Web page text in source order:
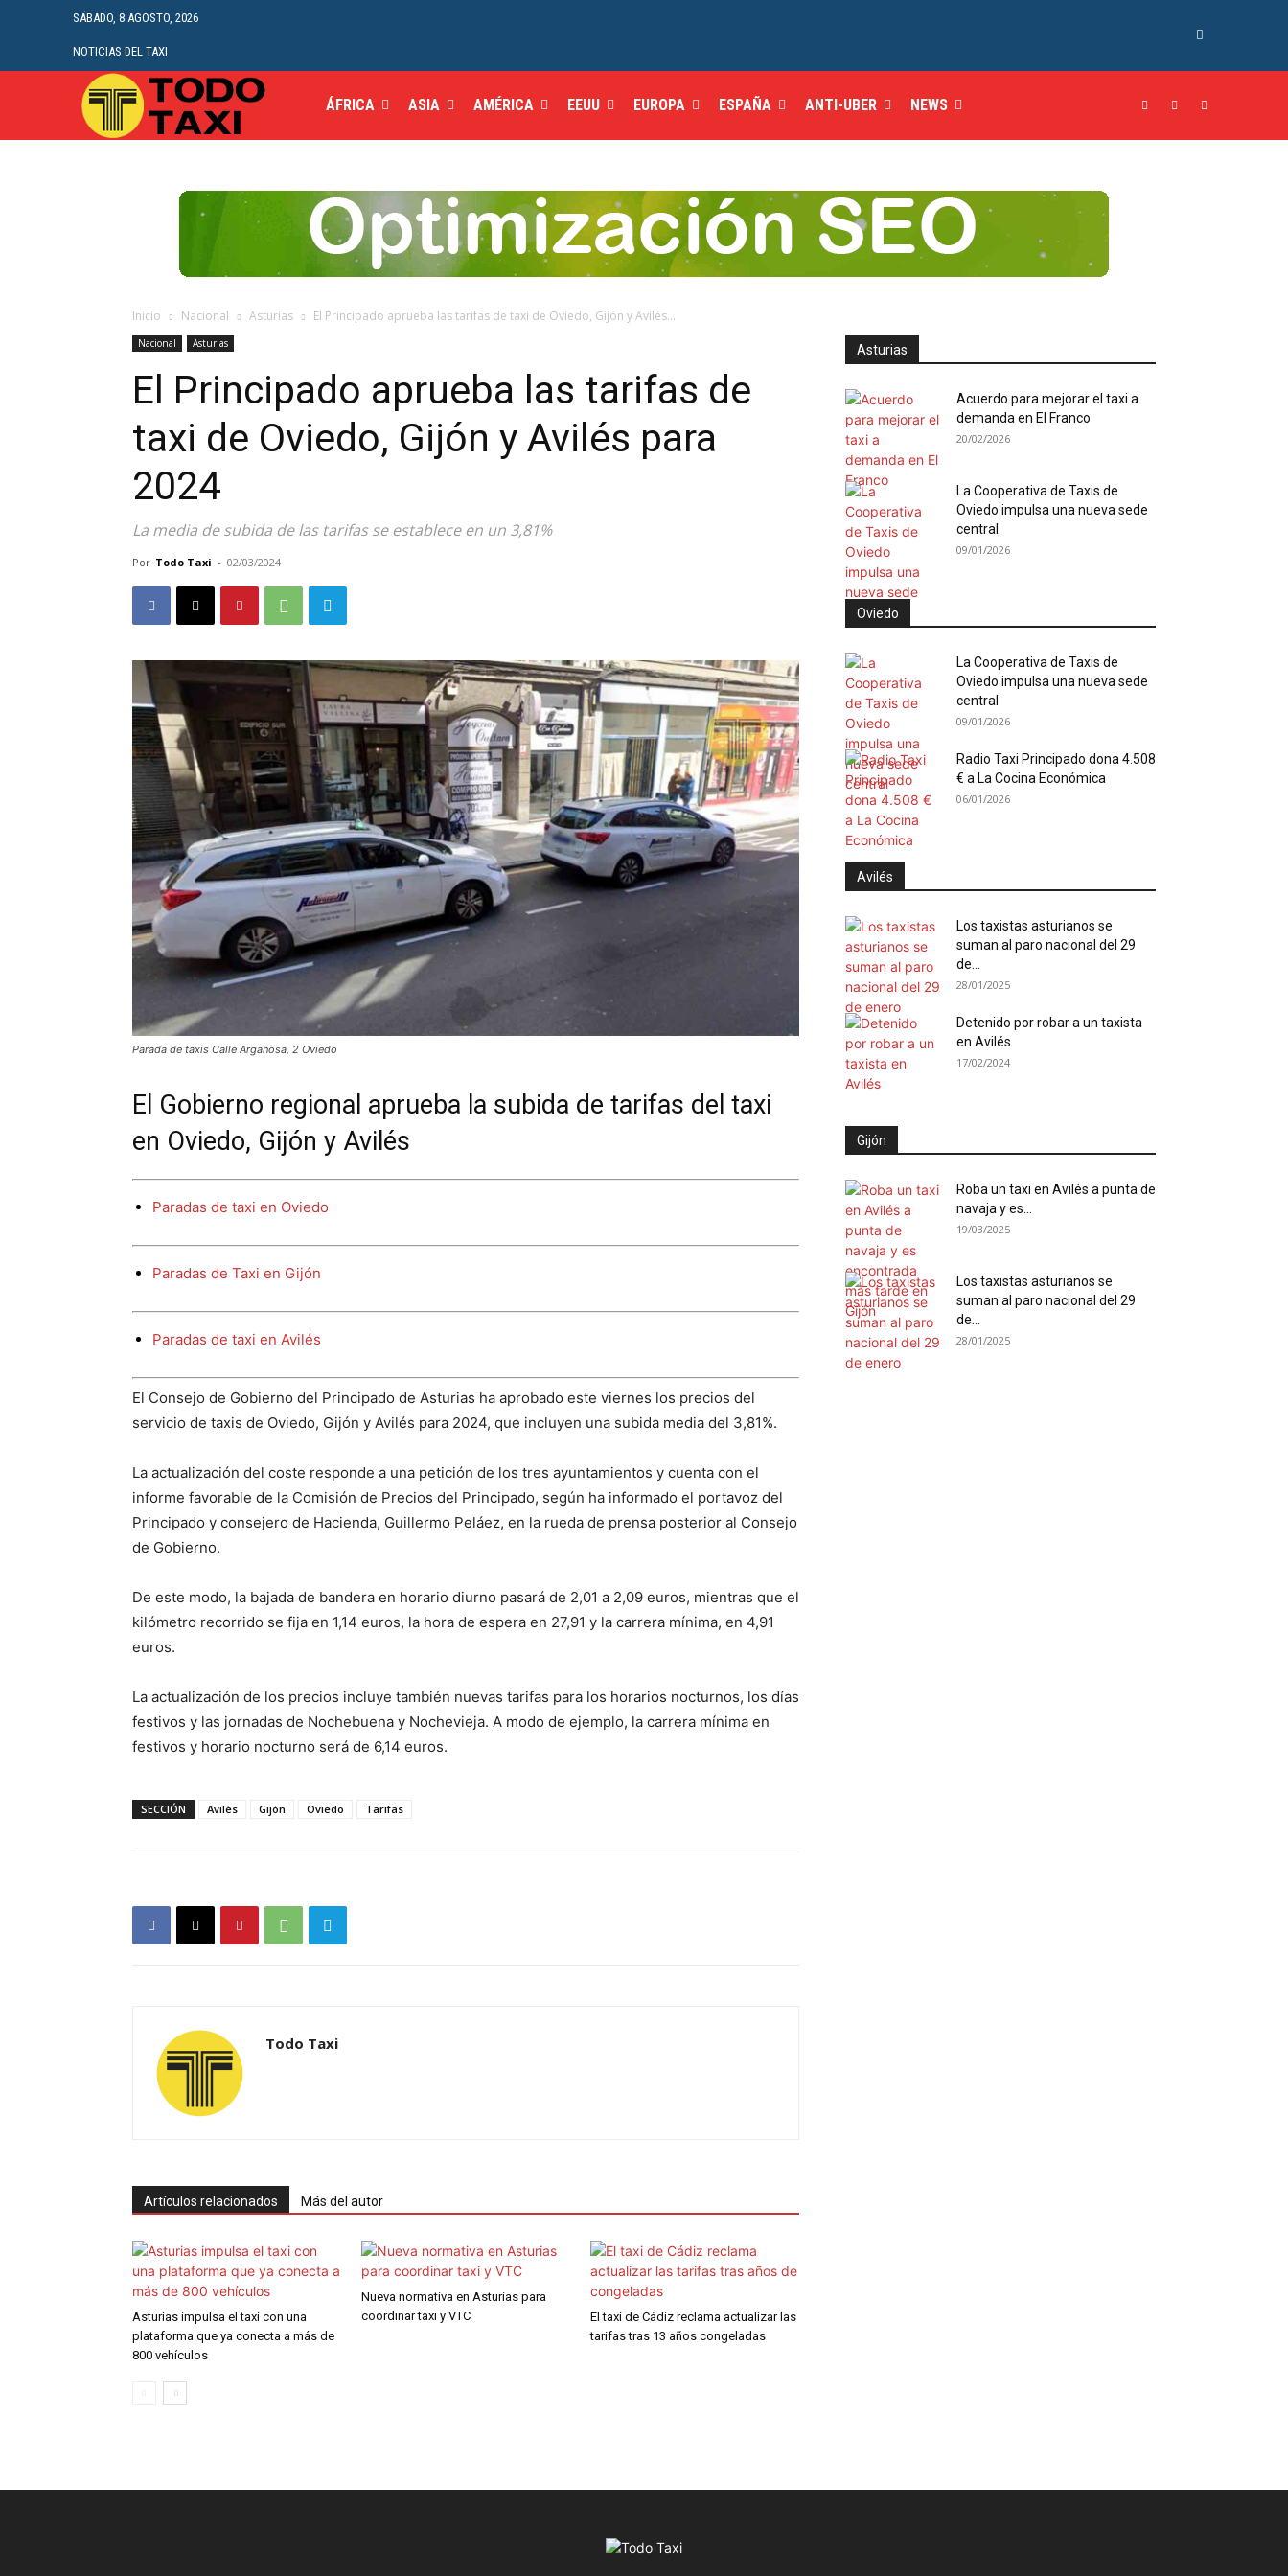
SÁBADO, 8 AGOSTO, 2026
NOTICIAS DEL TAXI
ÁFRICA ASIA AMÉRICA EEUU EUROPA ESPAÑA ANTI-UBER NEWS
Inicio Nacional Asturias El Principado aprueba las tarifas de taxi de Oviedo, Gijón y Avilés...
Nacional Asturias
El Principado aprueba las tarifas de
taxi de Oviedo, Gijón y Avilés para
2024
La media de subida de las tarifas se establece en un 3,81%
Por Todo Taxi - 02/03/2024
Parada de taxis Calle Argañosa, 2 Oviedo
El Gobierno regional aprueba la subida de tarifas del taxi
en Oviedo, Gijón y Avilés
Paradas de taxi en Oviedo
Paradas de Taxi en Gijón
Paradas de taxi en Avilés
El Consejo de Gobierno del Principado de Asturias ha aprobado este viernes los precios del
servicio de taxis de Oviedo, Gijón y Avilés para 2024, que incluyen una subida media del 3,81%.
La actualización del coste responde a una petición de los tres ayuntamientos y cuenta con el
informe favorable de la Comisión de Precios del Principado, según ha informado el portavoz del
Principado y consejero de Hacienda, Guillermo Peláez, en la rueda de prensa posterior al Consejo
de Gobierno.
De este modo, la bajada de bandera en horario diurno pasará de 2,01 a 2,09 euros, mientras que el
kilómetro recorrido se fija en 1,14 euros, la hora de espera en 27,91 y la carrera mínima, en 4,91
euros.
La actualización de los precios incluye también nuevas tarifas para los horarios nocturnos, los días
festivos y las jornadas de Nochebuena y Nochevieja. A modo de ejemplo, la carrera mínima en
festivos y horario nocturno será de 6,14 euros.
SECCIÓN Avilés Gijón Oviedo Tarifas
Todo Taxi
Artículos relacionados Más del autor
Asturias impulsa el taxi con una
plataforma que ya conecta a más de
800 vehículos
Nueva normativa en Asturias para
coordinar taxi y VTC
El taxi de Cádiz reclama actualizar las
tarifas tras 13 años congeladas
Asturias
Acuerdo para mejorar el taxi a
demanda en El Franco
20/02/2026
La Cooperativa de Taxis de
Oviedo impulsa una nueva sede
central
09/01/2026
Oviedo
La Cooperativa de Taxis de
Oviedo impulsa una nueva sede
central
09/01/2026
Radio Taxi Principado dona 4.508
€ a La Cocina Económica
06/01/2026
Avilés
Los taxistas asturianos se
suman al paro nacional del 29
de...
28/01/2025
Detenido por robar a un taxista
en Avilés
17/02/2024
Gijón
Roba un taxi en Avilés a punta de
navaja y es...
19/03/2025
Los taxistas asturianos se
suman al paro nacional del 29
de...
28/01/2025